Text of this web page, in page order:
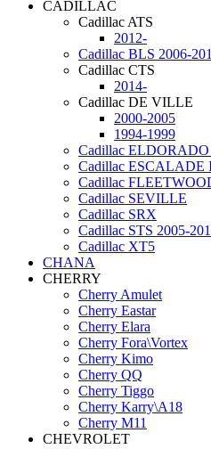
CADILLAC
Cadillac ATS
2012-
Cadillac BLS 2006-
Cadillac CTS
2014-
Cadillac DE VILLE
2000-2005
1994-1999
Cadillac ELDORADO
Cadillac ESCALADE
Cadillac
Cadillac SEVILLE
Cadillac SRX
Cadillac STS 2005-
Cadillac XT5
CHANA
CHERRY
Cherry Amulet
Cherry Eastar
Cherry Elara
Cherry Fora\Vortex
Cherry Kimo
Cherry QQ
Cherry Tiggo
Cherry Karry\A18
Cherry М11
CHEVROLET